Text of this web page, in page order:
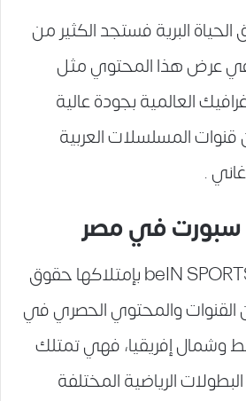
البرية فستجد الكثير من
في عرض هذا المحتوي مثل
العالمية بجودة عالية
المسلسلات العربية
.
سبورت في مصر
تمتاز شبكة قنوات beIN SPORTS بإمتلاكها حقوق
القنوات والمحتوي الحصري في
وشمال إفريقيا، فهي تمتلك
الرياضية المختلفة